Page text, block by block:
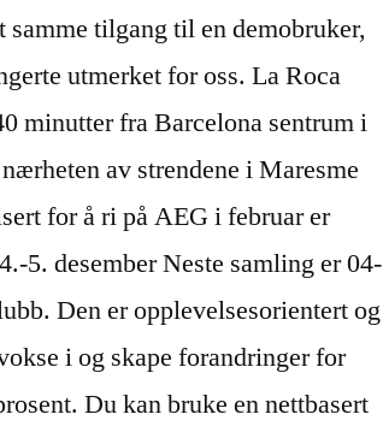
tilgang til en demobruker,
utmerket for oss. La Roca
minutter fra Barcelona sentrum i
av strendene i Maresme
for å ri på AEG i februar er
5. desember Neste samling er 04-
Den er opplevelsesorientert og
i og skape forandringer for
Du kan bruke en nettbasert